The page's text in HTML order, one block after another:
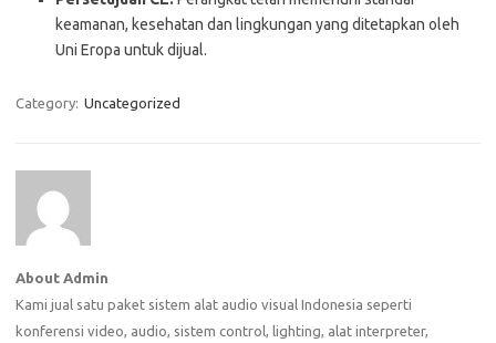
keamanan, kesehatan dan lingkungan yang ditetapkan oleh
Uni Eropa untuk dijual.
Category: Uncategorized
About Admin
Kami jual satu paket sistem alat audio visual Indonesia seperti
konferensi video, audio, sistem control, lighting, alat interpreter,